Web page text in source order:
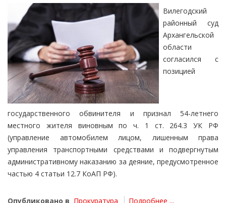
Вилегодский
районный суд
Архангельской
области
согласился с
позицией
государственного обвинителя и признал 54-летнего
местного жителя виновным по ч. 1 ст. 264.3 УК РФ
(управление автомобилем лицом, лишенным права
управления транспортными средствами и подвергнутым
административному наказанию за деяние, предусмотренное
частью 4 статьи 12.7 КоАП РФ).
Опубликовано в Прокуратура Подробнее ...